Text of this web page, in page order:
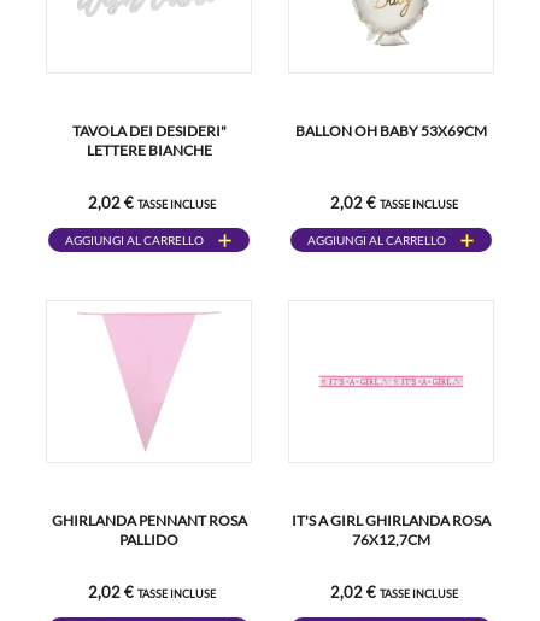
TAVOLA DEI DESIDERI"
LETTERE BIANCHE
2,02 € TASSE INCLUSE
AGGIUNGI AL CARRELLO
BALLON OH BABY 53X69CM
2,02 € TASSE INCLUSE
AGGIUNGI AL CARRELLO
GHIRLANDA PENNANT ROSA
PALLIDO
2,02 € TASSE INCLUSE
IT'S A GIRL GHIRLANDA ROSA
76X12,7CM
2,02 € TASSE INCLUSE